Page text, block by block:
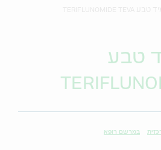
טבע
במרשם רופא